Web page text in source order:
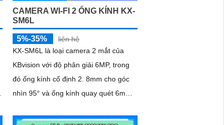
CAMERA WI-FI 2 ỐNG KÍNH KX-
SM6L
5%-35%
liên hệ
KX-SM6L là loại camera 2 mắt của
KBvision với độ phân giải 6MP, trong
đó ống kính cố định 2. 8mm cho góc
nhìn 95° và ống kính quay quét 6mm